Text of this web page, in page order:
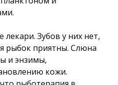
Зубов у них нет,
рыбок приятны. Слюна
и энзимы,
кожи.